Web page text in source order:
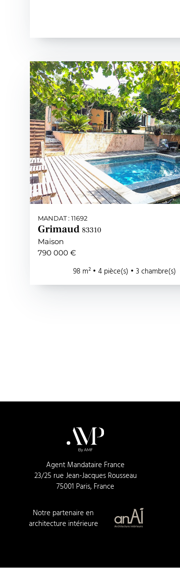
MANDAT : 11692
Grimaud83310
Maison
790 000 €
98 m² • 4 pièce(s) • 3 chambre(s)
Agent Mandataire France
23/25 rue Jean-Jacques Rousseau
75001 Paris, France
Notre partenaire en
architecture intérieure